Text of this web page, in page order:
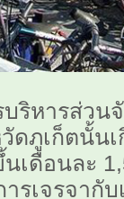
รส่วนจัง
ดภูเก็ตนั้น
เดือนละ
ารเจรจา